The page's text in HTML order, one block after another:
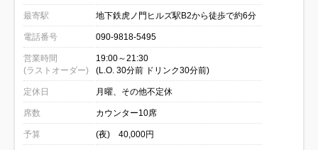
最寄駅 地下鉄虎ノ門ヒルズ駅B2から徒歩で約6分
電話番号 090-9818-5495
営業時間
(ラストオーダー)
19:00～21:30
(L.O. 30分前 ドリンク30分前)
定休日 月曜、その他不定休
席数 カウンター10席
予算 (夜) 40,000円